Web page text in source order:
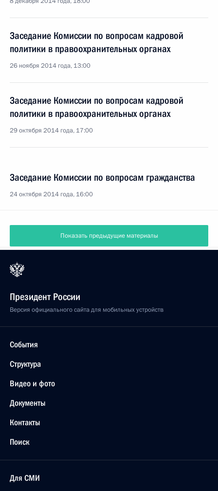
Заседание Комиссии по вопросам кадровой
политики в правоохранительных органах
26 ноября 2014 года, 13:00
Заседание Комиссии по вопросам кадровой
политики в правоохранительных органах
29 октября 2014 года, 17:00
Заседание Комиссии по вопросам гражданства
24 октября 2014 года, 16:00
Показать предыдущие материалы
Президент России
Версия официального сайта для мобильных устройств
События
Структура
Видео и фото
Документы
Контакты
Поиск
Для СМИ